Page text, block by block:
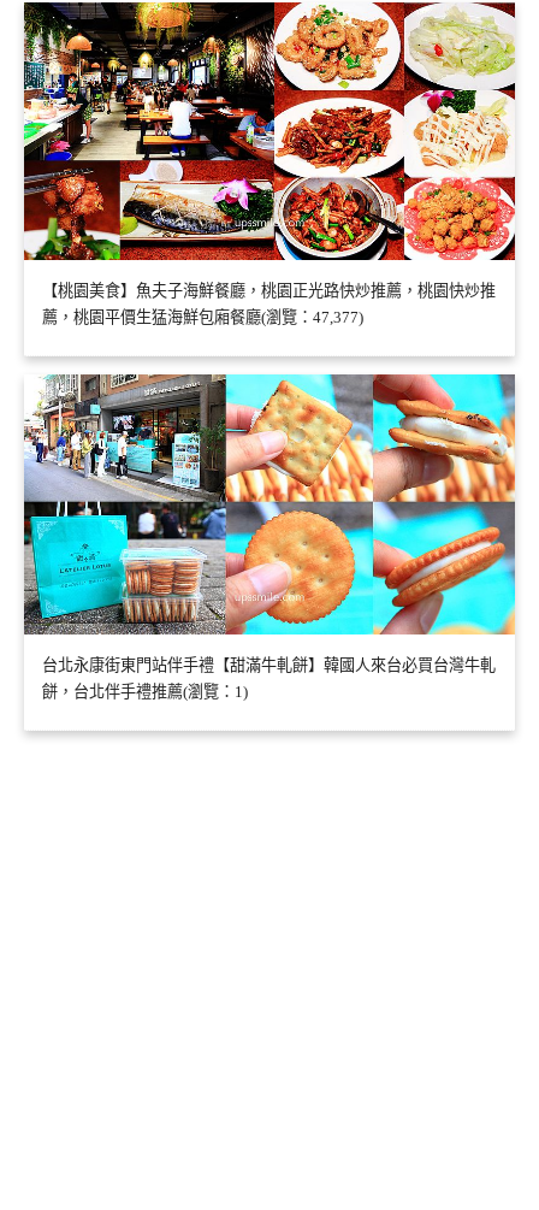
【桃園美食】魚夫子海鮮餐廳，桃園正光路快炒推薦，桃園快炒推
薦，桃園平價生猛海鮮包廂餐廳(瀏覽：47,377)
台北永康街東門站伴手禮【甜滿牛軋餅】韓國人來台必買台灣牛軋
餅，台北伴手禮推薦(瀏覽：1)